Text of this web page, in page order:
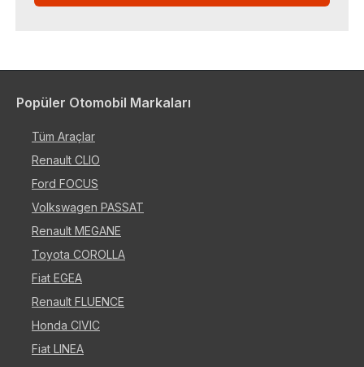
Popüler Otomobil Markaları
Tüm Araçlar
Renault CLIO
Ford FOCUS
Volkswagen PASSAT
Renault MEGANE
Toyota COROLLA
Fiat EGEA
Renault FLUENCE
Honda CIVIC
Fiat LINEA